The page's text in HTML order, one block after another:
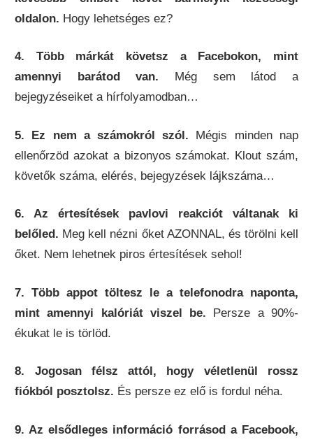
oldalon. Hogy lehetséges ez?
4. Több márkát követsz a Facebokon, mint
amennyi barátod van. Még sem látod a
bejegyzéseiket a hírfolyamodban…
5. Ez nem a számokról szól. Mégis minden nap
ellenőrzöd azokat a bizonyos számokat. Klout szám,
követők száma, elérés, bejegyzések lájkszáma…
6. Az értesítések pavlovi reakciót váltanak ki
belőled. Meg kell nézni őket AZONNAL, és törölni kell
őket. Nem lehetnek piros értesítések sehol!
7. Több appot töltesz le a telefonodra naponta,
mint amennyi kalóriát viszel be. Persze a 90%-
ékukat le is törlöd.
8. Jogosan félsz attól, hogy véletlenül rossz
fiókból posztolsz. És persze ez elő is fordul néha.
9. Az elsődleges információ forrásod a Facebook,